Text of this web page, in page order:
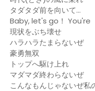
タダタダ前を向いて…
Baby, let's go！
現状をぶち壊せ
ハラハラたまらないぜ
豪勇無双
トップへ駆け上れ
マダマダ終わらないぜ
こんなもんじゃないぜ私